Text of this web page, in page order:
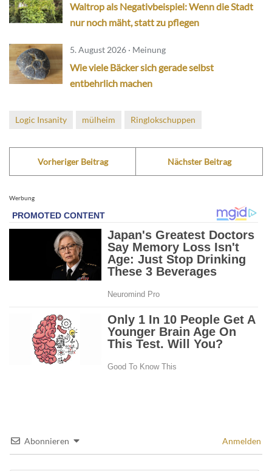
Waltrop als Negativbeispiel: Wenn die Stadt
nur noch mäht, statt zu pflegen
5. August 2026 · Meinung
Wie viele Bäcker sich gerade selbst
entbehrlich machen
Logic Insanity mülheim Ringlokschuppen
Vorheriger Beitrag Nächster Beitrag
Werbung
Abonnieren Anmelden